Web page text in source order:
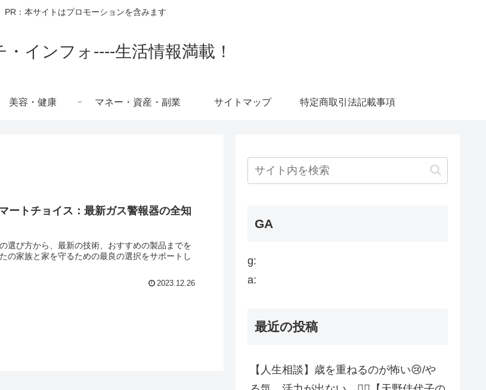
PR：本サイトはプロモーションを含みます
・インフォ----生活情報満載！
美容・健康 マネー・資産・副業 サイトマップ 特定商取引法記載事項
ートチョイス：最新ガス警報器の全知
選び方から、最新の技術、おすすめの製品までを
の家族と家を守るための最良の選択をサポートし
2023.12.26
GA
g:
a:
最近の投稿
【人生相談】歳を重ねるのが怖い😢/や